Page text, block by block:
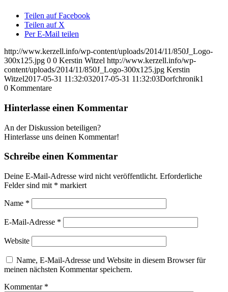
Teilen auf Facebook
Teilen auf X
Per E-Mail teilen
http://www.kerzell.info/wp-content/uploads/2014/11/850J_Logo-
300x125.jpg 0 0 Kerstin Witzel http://www.kerzell.info/wp-
content/uploads/2014/11/850J_Logo-300x125.jpg Kerstin
Witzel2017-05-31 11:32:032017-05-31 11:32:03Dorfchronik1
0 Kommentare
Hinterlasse einen Kommentar
An der Diskussion beteiligen?
Hinterlasse uns deinen Kommentar!
Schreibe einen Kommentar
Deine E-Mail-Adresse wird nicht veröffentlicht. Erforderliche
Felder sind mit * markiert
Name *
E-Mail-Adresse *
Website
Name, E-Mail-Adresse und Website in diesem Browser für
meinen nächsten Kommentar speichern.
Kommentar *